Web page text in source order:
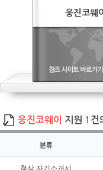
웅진코웨이
웅진코웨이 지원 1 건
첨삭 자기소개서